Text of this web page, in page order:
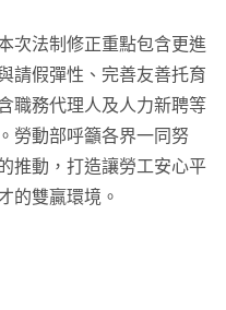
次法制修正重點包含更進
請假彈性、完善友善托育
職務代理人及人力新聘等
勞動部呼籲各界一同努
推動，打造讓勞工安心平
的雙贏環境。